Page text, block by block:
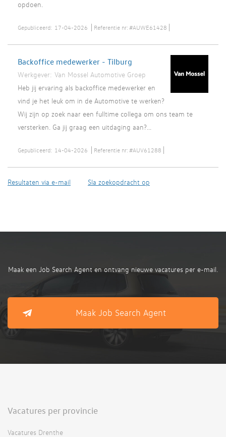
opdoen.
Gepubliceerd: 17-04-2026 Referentie nr: #AUWE61428
Backoffice medewerker - Tilburg
Werkgever: Van Mossel Automotive Groep
Heb jij ervaring als backoffice medewerker en
vind je het leuk om in de Automotive te werken?
Wij zijn op zoek naar een fulltime collega om ons team te
versterken. Ga jij graag een uitdaging aan?...
Gepubliceerd: 14-04-2026 Referentie nr: #AUV61288
Resultaten via e-mail Sla zoekopdracht op
Maak een Job Search Agent en ontvang nieuwe vacatures per e-mail.
Maak Job Search Agent
Vacatures per provincie
Vacatures Drenthe